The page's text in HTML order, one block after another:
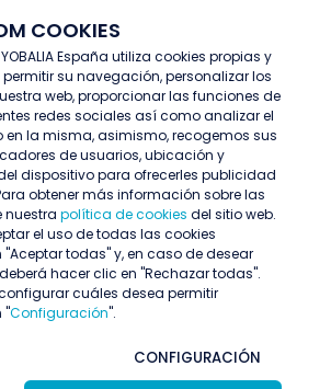
COOKIES
España utiliza cookies propias y
su navegación, personalizar los
web, proporcionar las funciones de
redes sociales así como analizar el
la misma, asimismo, recogemos sus
de usuarios, ubicación y
dispositivo para ofrecerles publicidad
obtener más información sobre las
nuestra política de cookies del sitio web.
el uso de todas las cookies
todas" y, en caso de desear
hacer clic en "Rechazar todas".
cuáles desea permitir
"Configuración".
CONFIGURACIÓN
o ha finalizado su
de selección